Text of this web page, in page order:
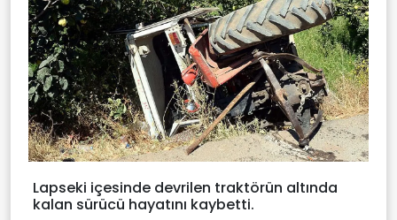
Lapseki içesinde devrilen traktörün altında
kalan sürücü hayatını kaybetti.